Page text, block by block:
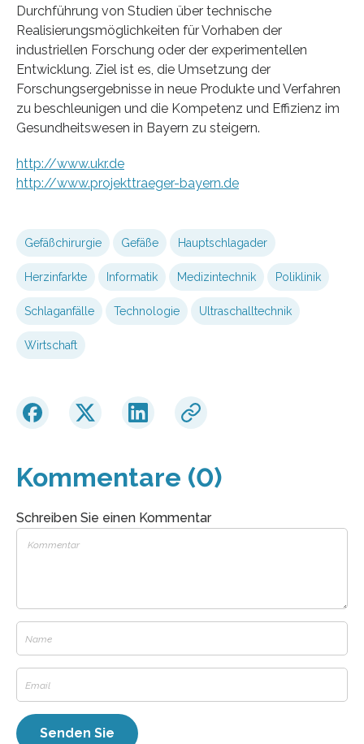
Durchführung von Studien über technische
Realisierungsmöglichkeiten für Vorhaben der
industriellen Forschung oder der experimentellen
Entwicklung. Ziel ist es, die Umsetzung der
Forschungsergebnisse in neue Produkte und Verfahren
zu beschleunigen und die Kompetenz und Effizienz im
Gesundheitswesen in Bayern zu steigern.
http://www.ukr.de
http://www.projekttraeger-bayern.de
Gefäßchirurgie Gefäße Hauptschlagader
Herzinfarkte Informatik Medizintechnik Poliklinik
Schlaganfälle Technologie Ultraschalltechnik
Wirtschaft
Kommentare (0)
Schreiben Sie einen Kommentar